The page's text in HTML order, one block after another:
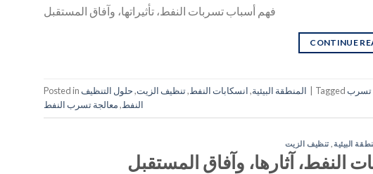
فهم أسباب تسربات النفط، تأثيراتها، وآفاق المستقبل
CONTINUE
Posted in المنطقة البيئية,انسكابات النفط,تنظيف الزيت,حلول التنظيف Taggedتسرب
النفط,معالجة تسرب النفط
البيئية, تنظيف الزيت
النفط، آثارها، وآفاق المستقبل